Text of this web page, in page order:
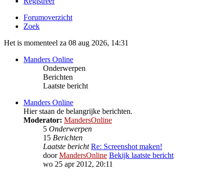
Forumoverzicht
Zoek
Het is momenteel za 08 aug 2026, 14:31
Manders Online
Onderwerpen
Berichten
Laatste bericht
Manders Online
Hier staan de belangrijke berichten.
Moderator: MandersOnline
5 Onderwerpen
15 Berichten
Laatste bericht Re: Screenshot maken!
doorMandersOnline Bekijk laatste bericht
wo 25 apr 2012, 20:11